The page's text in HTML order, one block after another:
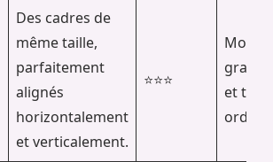
Des cadres de
même taille,
parfaitement
alignés
horizontalement
et verticalement.
⭐⭐⭐
et très